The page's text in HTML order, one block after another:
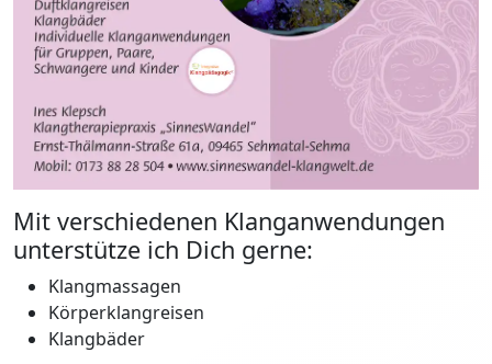
Mit verschiedenen Klanganwendungen
unterstütze ich Dich gerne:
Klangmassagen
Körperklangreisen
Klangbäder